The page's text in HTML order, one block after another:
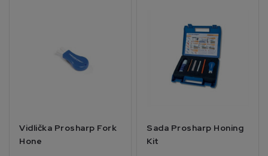
Vidlička Prosharp Fork
Hone
Sada Prosharp Honing
Kit